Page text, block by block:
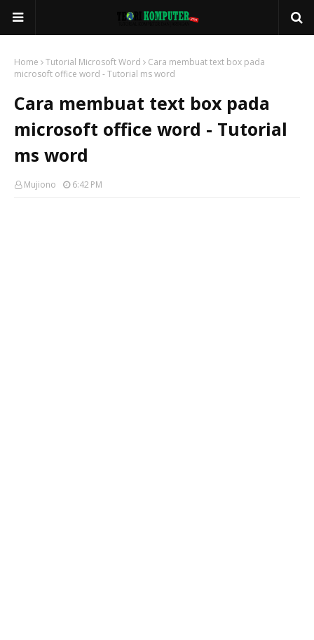
Home Tutorial Microsoft Word
Cara membuat text box pada
microsoft office word - Tutorial ms word
Cara membuat text box pada
microsoft office word - Tutorial
ms word
Mujiono 6:42 PM